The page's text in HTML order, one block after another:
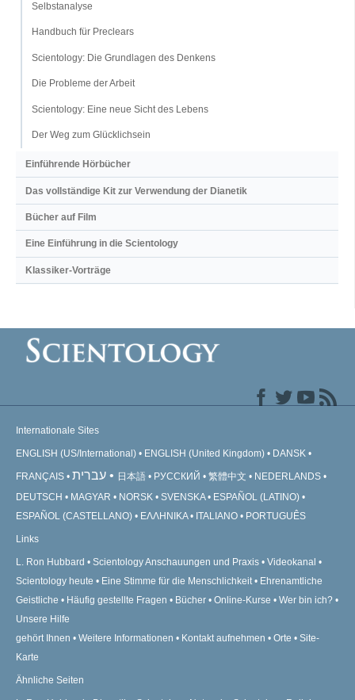
Selbstanalyse
Handbuch für Preclears
Scientology: Die Grundlagen des Denkens
Die Probleme der Arbeit
Scientology: Eine neue Sicht des Lebens
Der Weg zum Glücklichsein
Einführende Hörbücher
Das vollständige Kit zur Verwendung der Dianetik
Bücher auf Film
Eine Einführung in die Scientology
Klassiker-Vorträge
Internationale Sites
ENGLISH (US/International) ENGLISH (United Kingdom) DANSK
FRANÇAIS עברית 日本語 РУССКИЙ 繁體中文
NEDERLANDS
DEUTSCH
MAGYAR NORSK SVENSKA
ESPAÑOL (LATINO)
ESPAÑOL (CASTELLANO)
ΕΛΛΗΝΙΚA ITALIANO PORTUGUÊS
Links
L. Ron Hubbard Scientology Anschauungen und Praxis
Videokanal
Scientology heute
Eine Stimme für die Menschlichkeit
Ehrenamtliche
Geistliche
Häufig gestellte Fragen Bücher Online-Kurse
Wer bin ich?
Unsere Hilfe
gehört Ihnen
Weitere Informationen Kontakt aufnehmen Orte
Site-
Karte
Ähnliche Seiten